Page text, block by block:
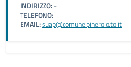
INDIRIZZO:-
TELEFONO:
EMAIL:suap@comune.pinerolo.to.it